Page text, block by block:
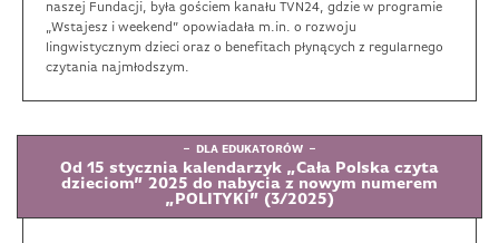
naszej Fundacji, była gościem kanału TVN24, gdzie w programie
„Wstajesz i weekend” opowiadała m.in. o rozwoju
lingwistycznym dzieci oraz o benefitach płynących z regularnego
czytania najmłodszym.
DLA EDUKATORÓW
Od 15 stycznia kalendarzyk „Cała Polska czyta
dzieciom” 2025 do nabycia z nowym numerem
„POLITYKI” (3/2025)